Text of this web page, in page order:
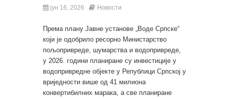
јун 16, 2026 Новости
Према плану Јавне установе „Воде Српске“
који је одобрило ресорно Министарство
пољопривреде, шумарства и водопривреде,
у 2026. години планиране су инвестиције у
водопривредне објекте у Републици Српској у
вриједности више од 41 милиона
конвертибилних марака, а све планиране